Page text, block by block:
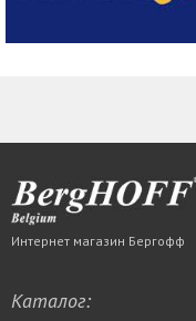
Интернет магазин Бергофф
Каталог: